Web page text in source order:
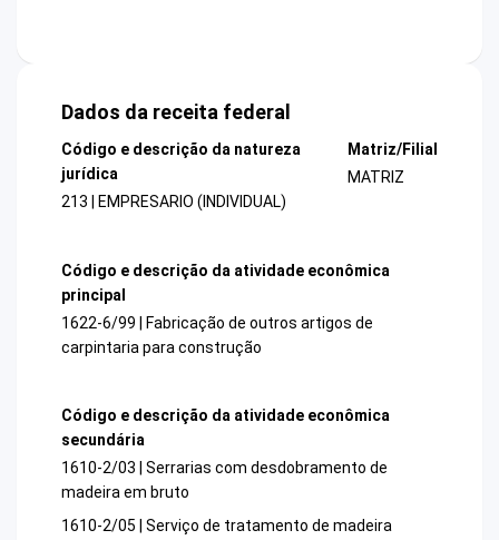
Dados da receita federal
Código e descrição da natureza
jurídica
213 | EMPRESARIO (INDIVIDUAL)
Matriz/Filial
MATRIZ
Código e descrição da atividade econômica
principal
1622-6/99 | Fabricação de outros artigos de
carpintaria para construção
Código e descrição da atividade econômica
secundária
1610-2/03 | Serrarias com desdobramento de
madeira em bruto
1610-2/05 | Serviço de tratamento de madeira